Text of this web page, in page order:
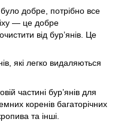
добре, потрібно все
— це добре
від бур’янів. Це
які легко видаляються
частині бур’янів для
коренів багаторічних
та інші.